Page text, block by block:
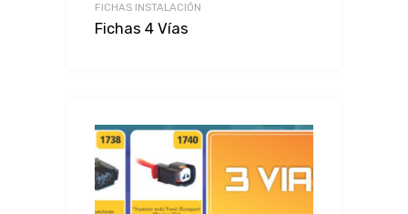
FICHAS INSTALACIÓN
Fichas 4 Vías